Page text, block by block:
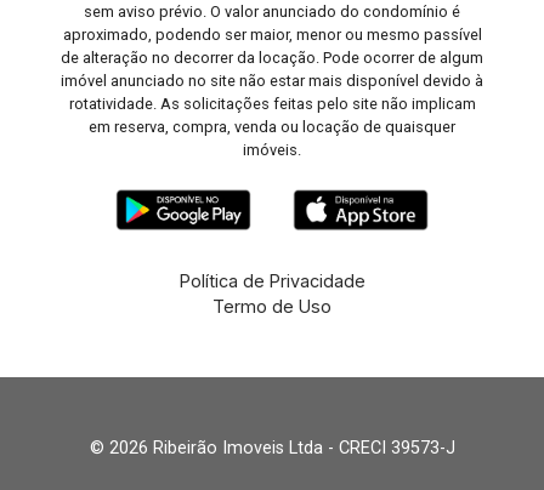
sem aviso prévio. O valor anunciado do condomínio é
aproximado, podendo ser maior, menor ou mesmo passível
de alteração no decorrer da locação. Pode ocorrer de algum
imóvel anunciado no site não estar mais disponível devido à
rotatividade. As solicitações feitas pelo site não implicam
em reserva, compra, venda ou locação de quaisquer
imóveis.
Política de Privacidade
Termo de Uso
© 2026 Ribeirão Imoveis Ltda - CRECI 39573-J